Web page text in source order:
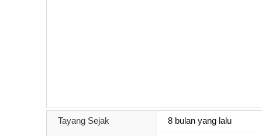
Tayang Sejak 8 bulan yang lalu